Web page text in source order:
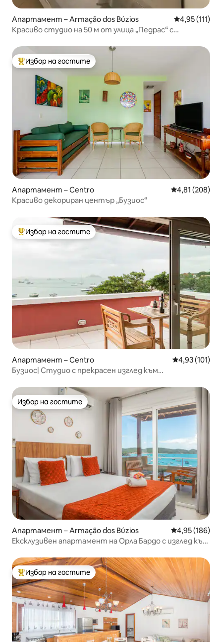
Апартамент – Armação dos Búzios Средна
4,95 (111)
Красиво студио на 50 м от улица „Педрас“ с
Най-популярен избор на гостите
Избор на гостите
Апартамент – Centro Средна
4,81 (208)
Красиво декориран център „Бузиос“
Най-популярен избор на гостите
Избор на гостите
Апартамент – Centro Средна
4,93 (101)
Бузиос| Студио с прекрасен изглед към
Избор на гостите
Избор на гостите
Апартамент – Armação dos Búzios Средна
4,95 (186)
Ексклузивен апартамент на Орла Бардо с изглед към
Най-популярен избор на гостите
Избор на гостите